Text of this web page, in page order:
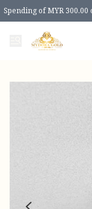
Spending of MYR